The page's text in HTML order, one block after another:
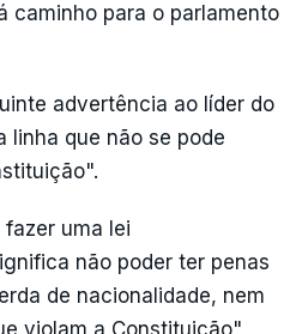
caminho para o parlamento
advertência ao líder do
linha que não se pode
uma lei
não poder ter penas
de nacionalidade, nem
violam a Constituição",